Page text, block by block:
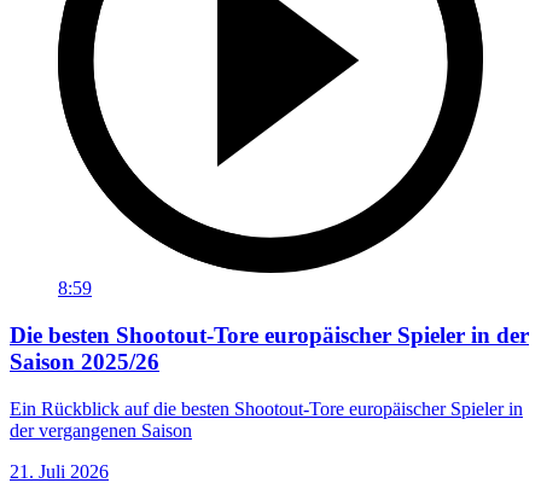
8:59
Die besten Shootout-Tore europäischer Spieler in der
Saison 2025/26
Ein Rückblick auf die besten Shootout-Tore europäischer Spieler in
der vergangenen Saison
21. Juli 2026